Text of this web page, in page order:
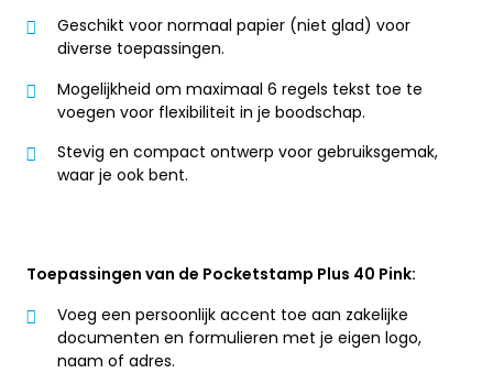
Geschikt voor normaal papier (niet glad) voor
diverse toepassingen.
Mogelijkheid om maximaal 6 regels tekst toe te
voegen voor flexibiliteit in je boodschap.
Stevig en compact ontwerp voor gebruiksgemak,
waar je ook bent.
Toepassingen van de Pocketstamp Plus 40 Pink:
Voeg een persoonlijk accent toe aan zakelijke
documenten en formulieren met je eigen logo,
naam of adres.